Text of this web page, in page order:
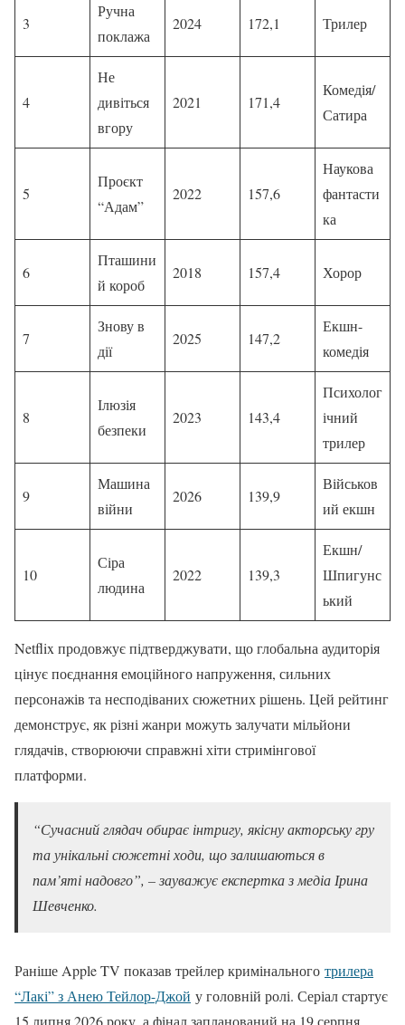
3
Ручна
поклажа
2024 172,1 Трилер
4
Не
дивіться
вгору
2021 171,4
Комедія/
Сатира
5
Проєкт
“Адам”
2022 157,6
Наукова
фантасти
ка
6
Пташини
й короб
2018 157,4 Хорор
7
Знову в
дії
2025 147,2
Екшн-
комедія
8
Ілюзія
безпеки
2023 143,4
Психолог
ічний
трилер
9
Машина
війни
2026 139,9
Військов
ий екшн
10
Сіра
людина
2022 139,3
Екшн/
Шпигунс
ький
Netflix продовжує підтверджувати, що глобальна аудиторія
цінує поєднання емоційного напруження, сильних
персонажів та несподіваних сюжетних рішень. Цей рейтинг
демонструє, як різні жанри можуть залучати мільйони
глядачів, створюючи справжні хіти стримінгової
платформи.
“Сучасний глядач обирає інтригу, якісну акторську гру
та унікальні сюжетні ходи, що залишаються в
пам’яті надовго”, – зауважує експертка з медіа Ірина
Шевченко.
Раніше Apple TV показав трейлер кримінального трилера
“Лакі” з Анею Тейлор-Джой у головній ролі. Серіал стартує
15 липня 2026 року, а фінал запланований на 19 серпня.